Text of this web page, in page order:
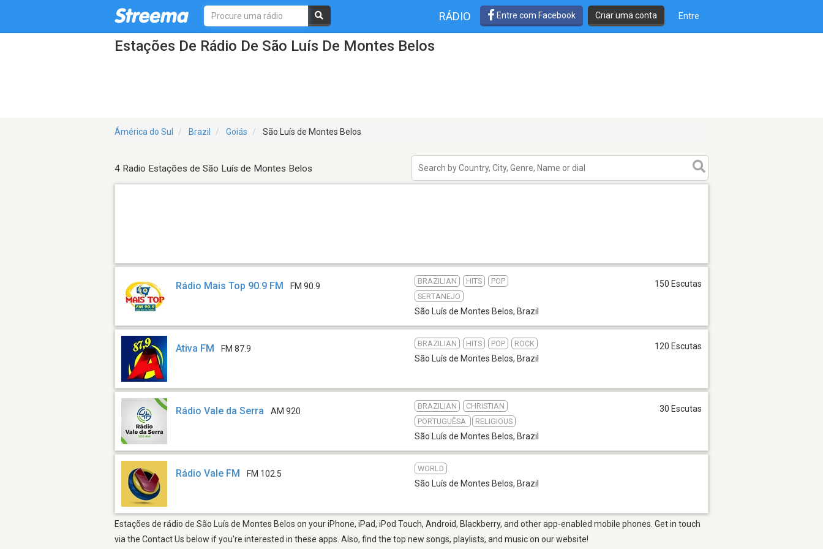
RÁDIO Entre com Facebook Criar uma conta Entre
Estações De Rádio De São Luís De Montes Belos
Ámérica do Sul Brazil Goiás São Luís de Montes Belos
4 Radio Estações de São Luís de Montes Belos
Rádio Mais Top 90.9 FM FM 90.9
BRAZILIAN HITS
POP
SERTANEJO
São Luís de Montes Belos, Brazil
150 Escutas
Ativa FM FM 87.9
BRAZILIAN HITS POP ROCK
São Luís de Montes Belos, Brazil
120 Escutas
Rádio Vale da Serra AM 920
BRAZILIAN
CHRISTIAN
PORTUGUÊSA
RELIGIOUS
São Luís de Montes Belos, Brazil
30 Escutas
Rádio Vale FM FM 102.5
WORLD
São Luís de Montes Belos, Brazil
Estações de rádio de São Luís de Montes Belos on your iPhone, iPad, iPod Touch, Android, Blackberry, and other app-enabled mobile phones. Get in touch
via the Contact Us below if you're interested in these apps. Also, find the top new songs, playlists, and music on our website!